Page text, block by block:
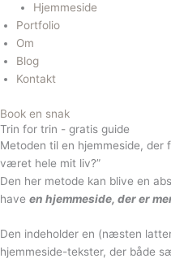
Hjemmeside
Portfolio
Om
Blog
Kontakt
Book en snak
Trin for trin - gratis guide
Metoden til en hjemmeside, der
været hele mit liv?”
Den her metode kan blive en
have en hjemmeside, der er
Den indeholder en (næsten
hjemmeside-tekster, der både